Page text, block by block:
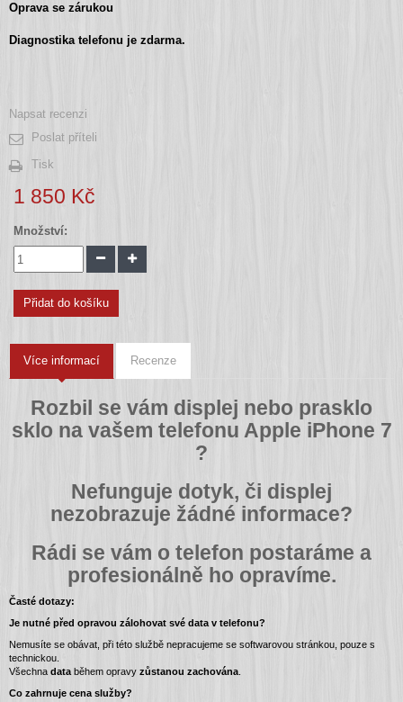
Oprava se zárukou
Diagnostika telefonu je zdarma.
Napsat recenzi
Poslat příteli
Tisk
1 850 Kč
Množství:
Přidat do košíku
Více informací Recenze
Rozbil se vám displej nebo prasklo
sklo na vašem telefonu Apple iPhone 7
?
Nefunguje dotyk, či displej
nezobrazuje žádné informace?
Rádi se vám o telefon postaráme a
profesionálně ho opravíme.
Časté dotazy:
Je nutné před opravou zálohovat své data v telefonu?
Nemusíte se obávat, při této službě nepracujeme se softwarovou stránkou, pouze s
technickou.
Všechna data během opravy zůstanou zachována
Co zahrnuje cena služby?